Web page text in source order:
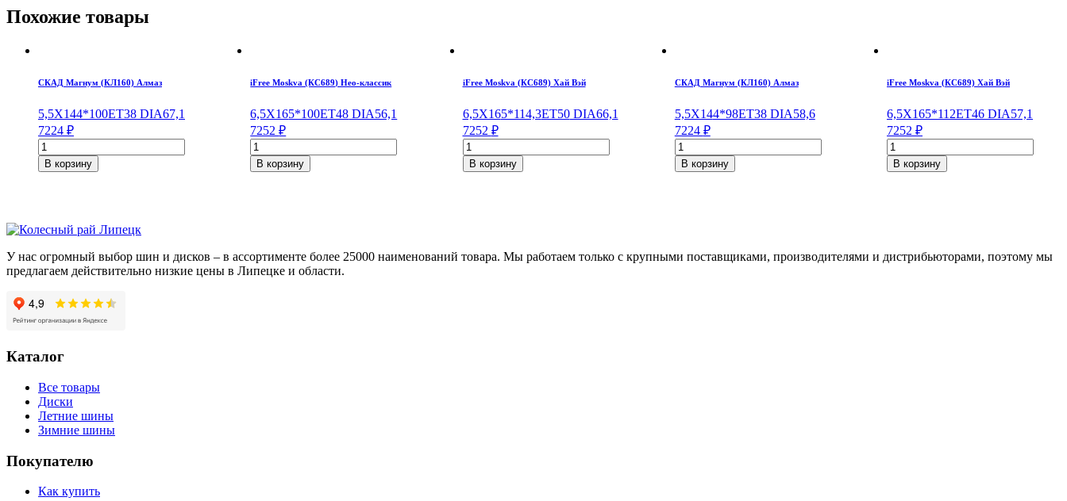
Похожие товары
СКАД Магнум (КЛ160) Алмаз
5,5X144*100ET38 DIA67,1
7224 ₽
Количество
товара
СКАД
5,5*14/4*100
DIA67,1
В корзину
iFree Moskva (КС689) Нео-классик
6,5X165*100ET48 DIA56,1
7252₽
Количество
товара
iFree
ET48
DIA56,1
В корзину
iFree Moskva (КС689) Хай Вэй
6,5X165*114,3ET50DIA66,1
7252 ₽
Количество
товара
iFree
ET50
В корзину
СКАД Магнум (КЛ160) Алмаз
5,5X144*98ET38DIA58,6
7224 ₽
Количество
товара
СКАД
DIA58,6
В корзину
iFree Moskva (КС689) Хай Вэй
6,5X165*112ET46 DIA57,1
7252 ₽
Количество
товара
iFree
ET46
В корзину
У нас огромный выбор шин и дисков – в ассортименте более 25000 наименований товара. Мы работаем только с крупными поставщиками, производителями и дистрибьюторами, поэтому мы
предлагаем действительно низкие цены в Липецке и области.
Каталог
Все товары
Диски
Летние шины
Зимние шины
Покупателю
Как купить